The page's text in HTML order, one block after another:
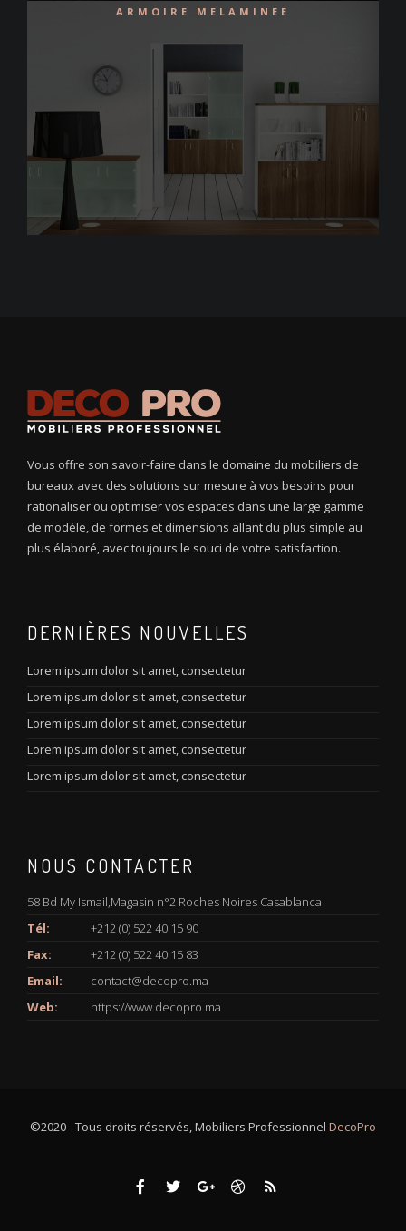
ARMOIRE MELAMINEE
Vous offre son savoir-faire dans le domaine du mobiliers de
bureaux avec des solutions sur mesure à vos besoins pour
rationaliser ou optimiser vos espaces dans une large gamme
de modèle, de formes et dimensions allant du plus simple au
plus élaboré, avec toujours le souci de votre satisfaction.
DERNIÈRES NOUVELLES
Lorem ipsum dolor sit amet, consectetur
Lorem ipsum dolor sit amet, consectetur
Lorem ipsum dolor sit amet, consectetur
Lorem ipsum dolor sit amet, consectetur
Lorem ipsum dolor sit amet, consectetur
NOUS CONTACTER
58 Bd My Ismail,Magasin n°2 Roches Noires Casablanca
Tél:
+212 (0) 522 40 15 90
Fax:
+212 (0) 522 40 15 83
Email:
contact@decopro.ma
Web:
https://www.decopro.ma
©2020 - Tous droits réservés, Mobiliers Professionnel DecoPro